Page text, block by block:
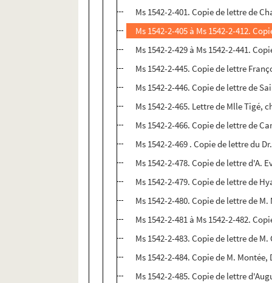
Ms 1542-2-401. Copie de lettre de
Ms 1542-2-445. Copie de lettre
Ms 1542-2-446. Copie de lettre de
Ms 1542-2-465. Lettre de Mlle Tigé,
Ms 1542-2-466. Copie de lettre de
Ms 1542-2-469 . Copie de lettre du
Ms 1542-2-479. Copie de lettre de
Ms 1542-2-480. Copie de lettre de
Ms 1542-2-481 à Ms 1542-2-482.
Ms 1542-2-483. Copie de lettre de
Ms 1542-2-484. Copie de M.
Ms 1542-2-485. Copie de lettre